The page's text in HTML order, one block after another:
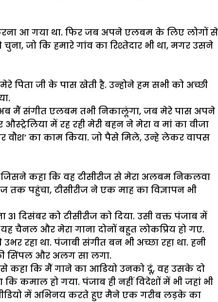
आ गया था. फिर जब अपने एलबम के लिए लोगों से
जो कि हमारे गांव का रिश्तेदार भी था, मगर उसने
पिता जी के पास खेती है. उन्होने हम सभी को अच्छी
मैं संगीत एलबम तभी निकालूंगा, जब मेरे पास अपने
में रह रही मेरी बहन ने मेरा व मां का वीजा
वौश’ का काम किया. जो पैसे मिले, उन्हे लेकर वापस
कहा कि वह टीसीरीज से मेरा अलबम निकलवा
तक पहुंचा, टीसीरीज ने एक माह का विज्ञापन भी
दिसंबर को टीसीरीज को दिया. उसी वक्त पंजाब में
चैनल और मेरा गाना दोनों बहुत लोकप्रिय हो गए.
रहा था. पंजाबी संगीत बन भी अच्छा रहा था. हनी
सिंपल और अलग सा लगा.
कहा कि मैं गाने का आडियो उनको दूं, वह उसके दो
कमाल हो गया. पंजाब ही नहीं विदेशों में भी जहां भी
में अभिनय करते हुए मैने एक गरीब लड़के का